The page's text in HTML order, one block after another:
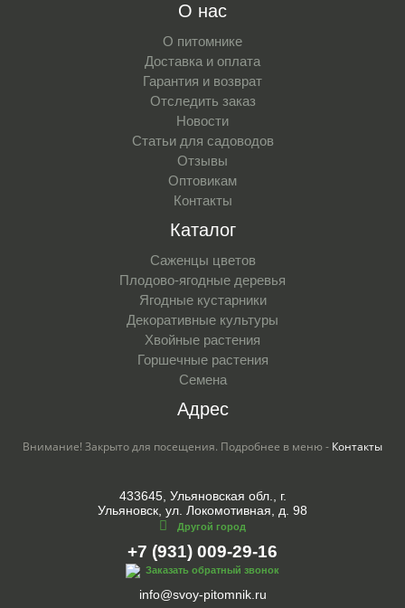
О нас
О питомнике
Доставка и оплата
Гарантия и возврат
Отследить заказ
Новости
Статьи для садоводов
Отзывы
Оптовикам
Контакты
Каталог
Саженцы цветов
Плодово-ягодные деревья
Ягодные кустарники
Декоративные культуры
Хвойные растения
Горшечные растения
Семена
Адрес
Внимание! Закрыто для посещения. Подробнее в меню - Контакты
433645, Ульяновская обл., г.
Ульяновск, ул. Локомотивная, д. 98
Другой город
+7 (931) 009-29-16
Заказать обратный звонок
info@svoy-pitomnik.ru